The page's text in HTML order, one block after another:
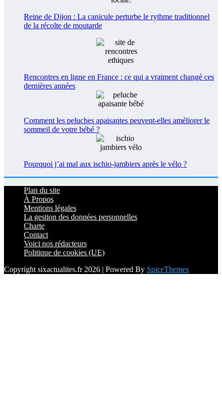
Reine de Dijon : La canicule perturbe le rythme traditionnel
de la récolte de moutarde
Rencontres en ligne en France : ce qui a vraiment changé ces
dernières années
Comment les peluches apaisantes peuvent-elles améliorer le
sommeil de votre bébé ?
Pourquoi j’ai mal aux ischio-jambiers après le vélo ?
Plan du site
À Propos
Mentions légales
La gestion des données personnelles
Charte
Contact
Voici nos rédacteurs
Politique de cookies (UE)
Copyright sixactualites.fr 2026 | Powered By SpiceThemes